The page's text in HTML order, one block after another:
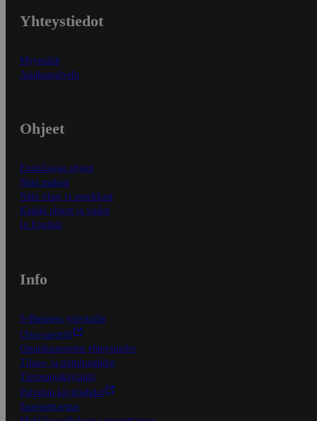
Yhteystiedot
Myymälät
Asiakaspalvelu
Ohjeet
Ensitilaajan ohjeet
Näin maksat
Näin tilaat ja muokkaat
Kaikki ohjeet ja vinkit
In English
Info
S-Business yrityksille
Oiva-raportit
Osuuskauppojen yhteystiedot
Tilaus- ja toimitusehdot
Tietosuojakäytäntö
Palvelun käyttöehdot
Saavutettavuus